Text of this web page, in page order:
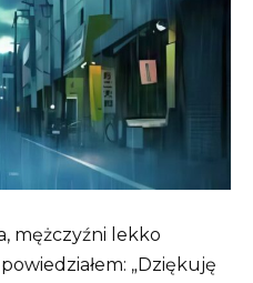
mężczyźni lekko
„Dziękuję